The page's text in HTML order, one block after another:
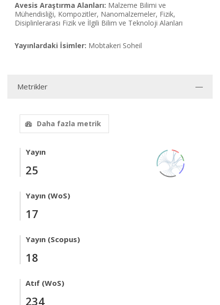
Avesis Araştırma Alanları: Malzeme Bilimi ve
Mühendisliği, Kompozitler, Nanomalzemeler, Fizik,
Disiplinlerarası Fizik ve İlgili Bilim ve Teknoloji Alanları
Yayınlardaki İsimler: Mobtakeri Soheil
Metrikler
Daha fazla metrik
Yayın
25
Yayın (WoS)
17
Yayın (Scopus)
18
Atıf (WoS)
234